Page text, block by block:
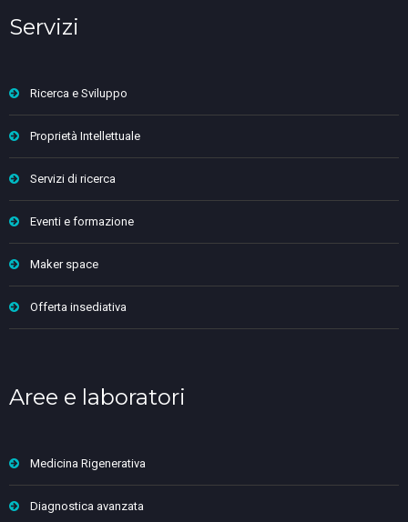
Servizi
Ricerca e Sviluppo
Proprietà Intellettuale
Servizi di ricerca
Eventi e formazione
Maker space
Offerta insediativa
Aree e laboratori
Medicina Rigenerativa
Diagnostica avanzata